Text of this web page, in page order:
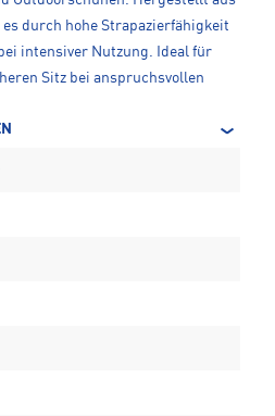
es durch hohe Strapazierfähigkeit
intensiver Nutzung. Ideal für
Sitz bei anspruchsvollen